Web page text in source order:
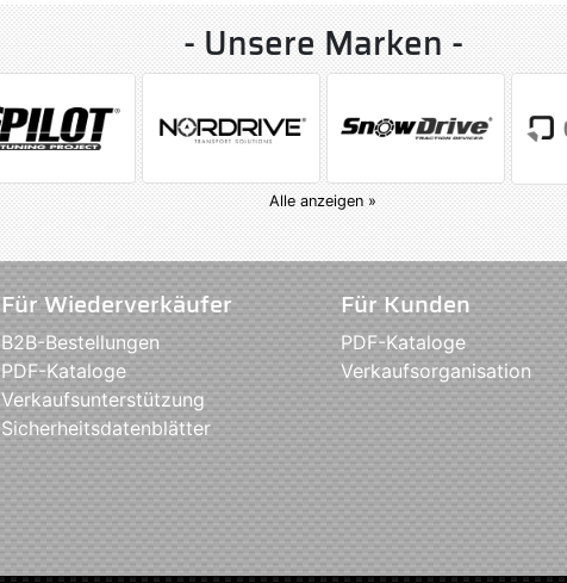
- Unsere Marken -
Alle anzeigen »
Für Wiederverkäufer
B2B-Bestellungen
PDF-Kataloge
Verkaufsunterstützung
Sicherheitsdatenblätter
Für Kunden
PDF-Kataloge
Verkaufsorganisation